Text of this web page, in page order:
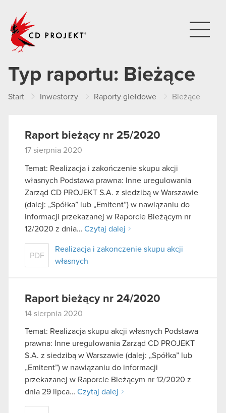
Typ raportu: Bieżące
Start Inwestorzy Raporty giełdowe Bieżące
Raport bieżący nr 25/2020
17 sierpnia 2020
Temat: Realizacja i zakończenie skupu akcji
własnych Podstawa prawna: Inne uregulowania
Zarząd CD PROJEKT S.A. z siedzibą w Warszawie
(dalej: „Spółka” lub „Emitent”) w nawiązaniu do
informacji przekazanej w Raporcie Bieżącym nr
12/2020 z dnia… Czytaj dalej
PDF
Realizacja i zakonczenie skupu akcji
własnych
Raport bieżący nr 24/2020
14 sierpnia 2020
Temat: Realizacja skupu akcji własnych Podstawa
prawna: Inne uregulowania Zarząd CD PROJEKT
S.A. z siedzibą w Warszawie (dalej: „Spółka” lub
„Emitent”) w nawiązaniu do informacji
przekazanej w Raporcie Bieżącym nr 12/2020 z
dnia 29 lipca… Czytaj dalej